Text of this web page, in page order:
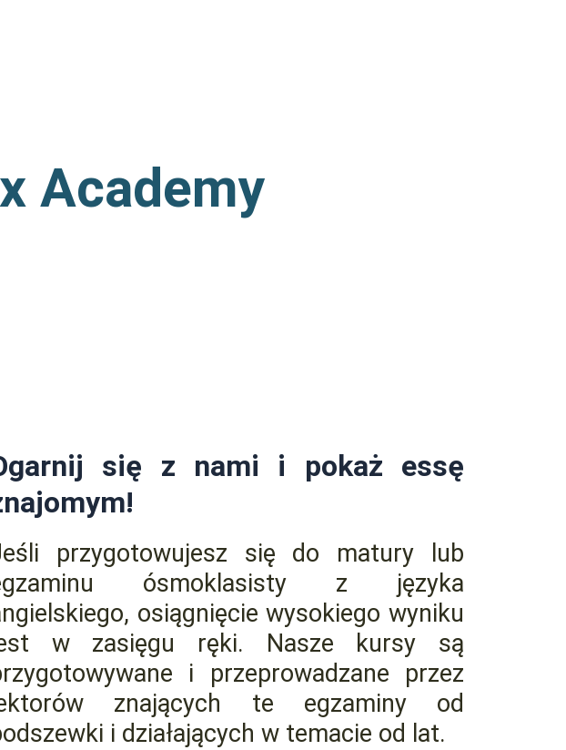
Academy
się z nami i pokaż essę
przygotowujesz się do matury lub
ósmoklasisty z języka
osiągnięcie wysokiego wyniku
w zasięgu ręki. Nasze kursy są
i przeprowadzane przez
znających te egzaminy od
i działających w temacie od lat.